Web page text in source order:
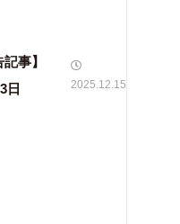
事】
日
2025.12.15